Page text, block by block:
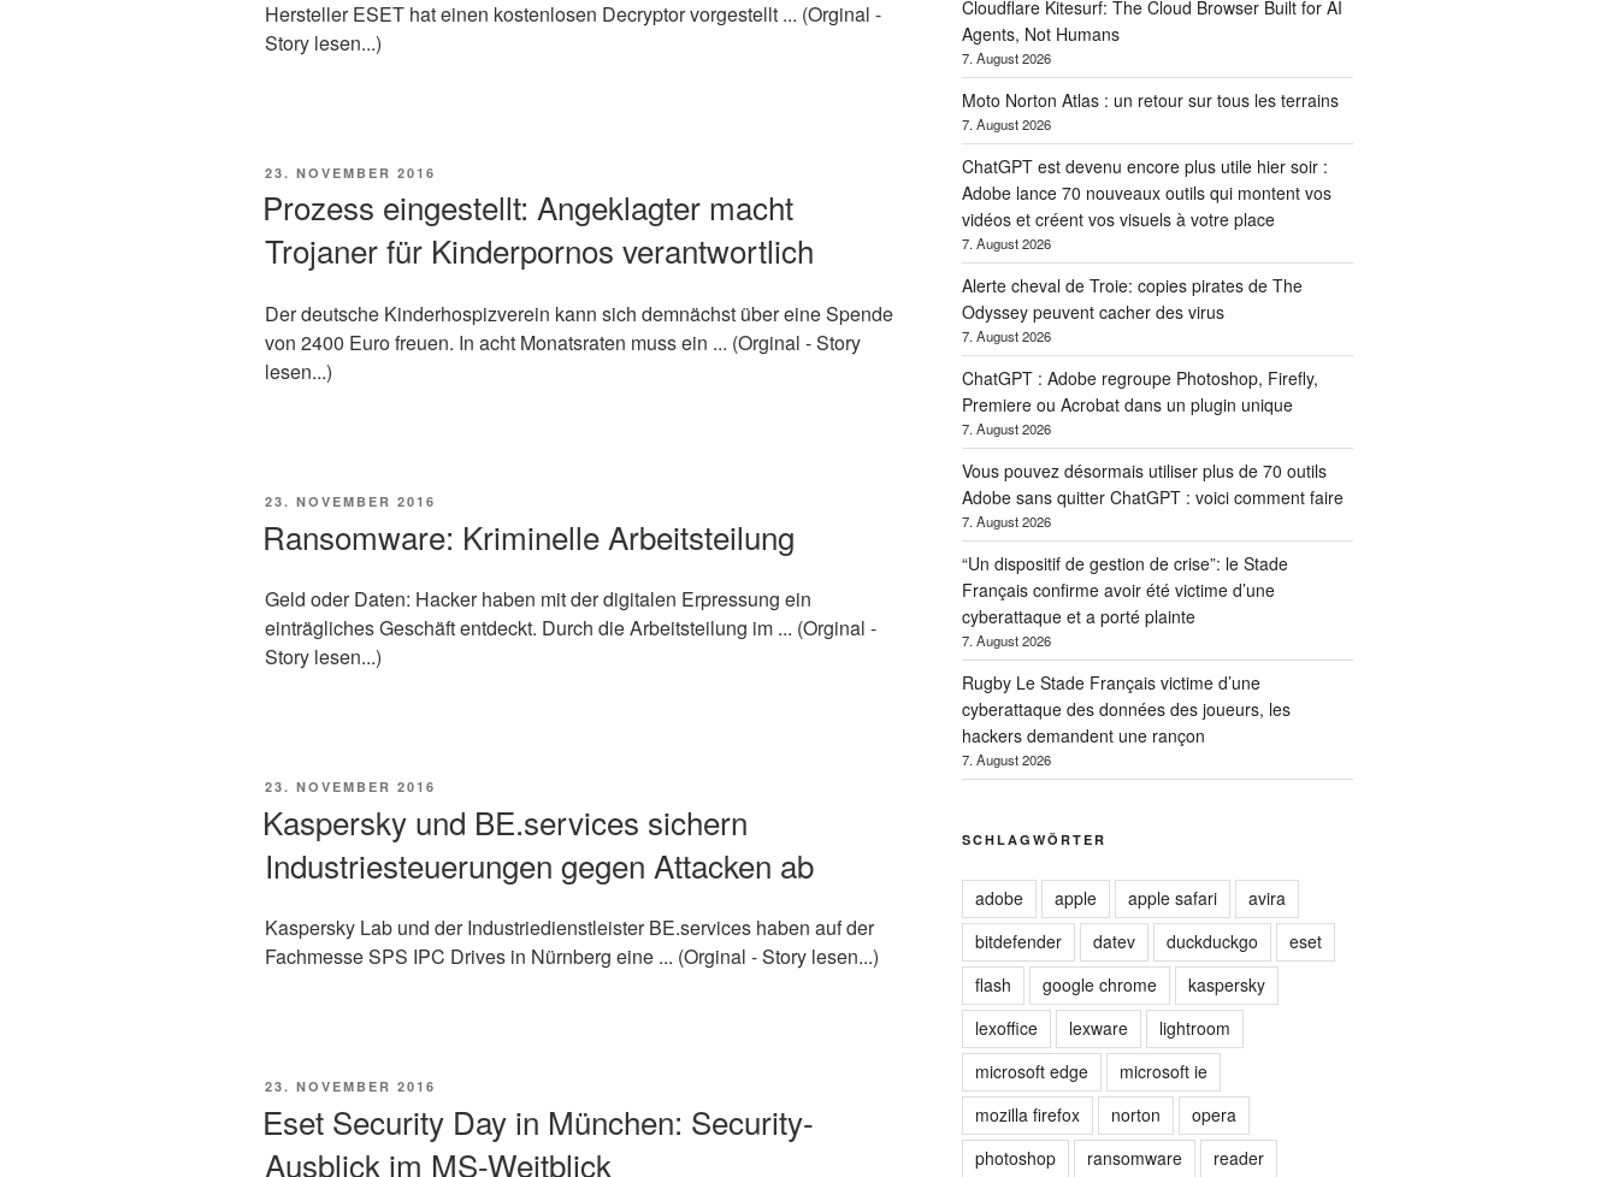
Hersteller ESET hat einen kostenlosen Decryptor vorgestellt ... (Orginal -
Story lesen...)
VERÖFFENTLICHT
23. NOVEMBER 2016
Prozess eingestellt: Angeklagter macht
Trojaner für Kinderpornos verantwortlich
Der deutsche Kinderhospizverein kann sich demnächst über eine Spende
von 2400 Euro freuen. In acht Monatsraten muss ein ... (Orginal - Story
lesen...)
VERÖFFENTLICHT
23. NOVEMBER 2016
Ransomware: Kriminelle Arbeitsteilung
Geld oder Daten: Hacker haben mit der digitalen Erpressung ein
einträgliches Geschäft entdeckt. Durch die Arbeitsteilung im ... (Orginal -
Story lesen...)
VERÖFFENTLICHT
23. NOVEMBER 2016
Kaspersky und BE.services sichern
Industriesteuerungen gegen Attacken ab
Kaspersky Lab und der Industriedienstleister BE.services haben auf der
Fachmesse SPS IPC Drives in Nürnberg eine ... (Orginal - Story lesen...)
VERÖFFENTLICHT
23. NOVEMBER 2016
Eset Security Day in München: Security-
Ausblick im MS-Weitblick
Cloudflare Kitesurf: The Cloud Browser Built for AI
Agents, Not Humans
7. August 2026
Moto Norton Atlas : un retour sur tous les terrains
7. August 2026
ChatGPT est devenu encore plus utile hier soir :
Adobe lance 70 nouveaux outils qui montent vos
vidéos et créent vos visuels à votre place
7. August 2026
Alerte cheval de Troie: copies pirates de The
Odyssey peuvent cacher des virus
7. August 2026
ChatGPT : Adobe regroupe Photoshop, Firefly,
Premiere ou Acrobat dans un plugin unique
7. August 2026
Vous pouvez désormais utiliser plus de 70 outils
Adobe sans quitter ChatGPT : voici comment faire
7. August 2026
“Un dispositif de gestion de crise”: le Stade
Français confirme avoir été victime d’une
cyberattaque et a porté plainte
7. August 2026
Rugby Le Stade Français victime d’une
cyberattaque des données des joueurs, les
hackers demandent une rançon
7. August 2026
SCHLAGWÖRTER
adobe apple apple safari
avira
bitdefender
datev duckduckgo
eset
flash
google chrome
kaspersky
lexoffice
lexware
lightroom
microsoft edge
microsoft ie
mozilla firefox
norton
opera
photoshop
ransomware
reader